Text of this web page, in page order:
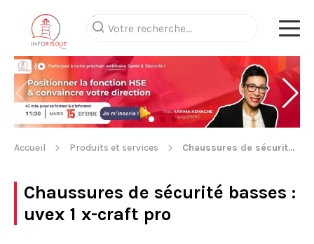
Accueil Produits et services Chaussures de sécurité basses
Chaussures de sécurité basses :
uvex 1 x-craft pro